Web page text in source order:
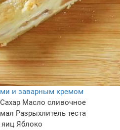
и заварным кремом
Сахар Масло сливочное
Разрыхлитель теста
Яблоко